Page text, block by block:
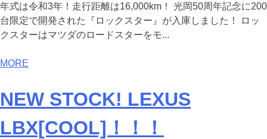
年式は令和3年！走行距離は16,000km！ 光岡50周年記念に200
台限定で開発された『ロックスター』が入庫しました！ ロッ
クスターはマツダのロードスターをモ...
MORE
NEW STOCK! LEXUS
LBX[COOL]！！！